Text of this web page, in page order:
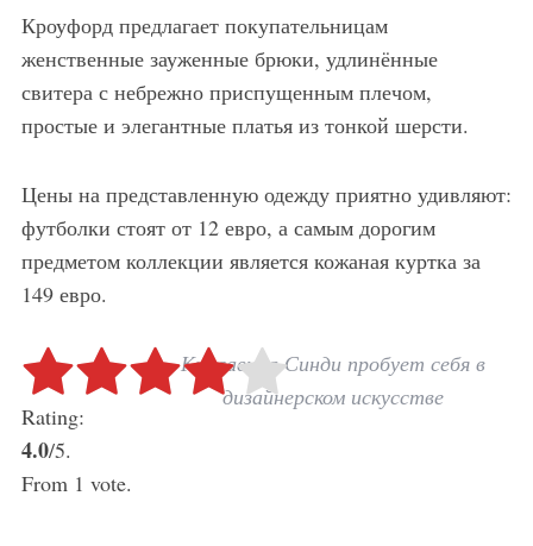
Кроуфорд предлагает покупательницам
женственные зауженные брюки, удлинённые
свитера с небрежно приспущенным плечом,
простые и элегантные платья из тонкой шерсти.
Цены на представленную одежду приятно удивляют:
футболки стоят от 12 евро, а самым дорогим
предметом коллекции является кожаная куртка за
149 евро.
Красавица Синди пробует себя в
дизайнерском искусстве
Rate this item: Submit Rating
Rating:
4.0/5.
From 1 vote.